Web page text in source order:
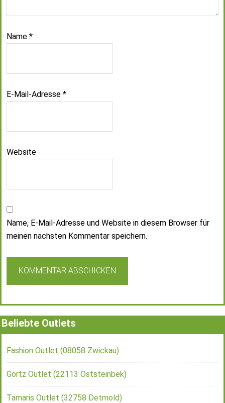
Name *
E-Mail-Adresse *
Website
Name, E-Mail-Adresse und Website in diesem Browser für
meinen nächsten Kommentar speichern.
Beliebte Outlets
Fashion Outlet (08058 Zwickau)
Görtz Outlet (22113 Oststeinbek)
Tamaris Outlet (32758 Detmold)